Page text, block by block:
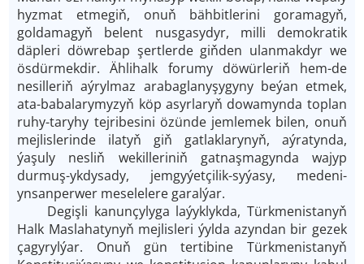
hyzmat etmegiň, onuň bähbitlerini goramagyň,
goldamagyň belent nusgasydyr, milli demokratik
däpleri döwrebap şertlerde giň­den ulanmakdyr we
ösdürmekdir. Ählihalk forumy döwürleriň hem-de
nesilleriň aýrylmaz arabaglanyşygyny beýan etmek,
ata-babalarymyzyň köp asyrlaryň dowamynda toplan
ruhy-taryhy tejribesini özünde jemlemek bilen, onuň
mejlislerinde ilatyň giň gatlaklarynyň, aýratynda,
ýaşuly nesliň wekilleriniň gatnaşmagynda wajyp
durmuş-ykdysady, jemgyýetçilik-syýasy, medeni-
ynsanperwer meselelere garalýar.
Degişli kanunçylyga laýyklykda, Türkmenistanyň
Halk Maslahatynyň mejlisleri ýylda azyndan bir gezek
çagyrylýar. Onuň gün tertibine Türkmenistanyň